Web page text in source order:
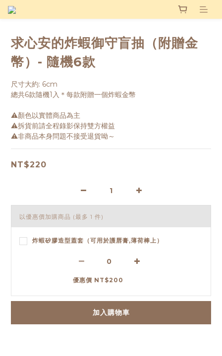
求心安的炸蝦御守盲抽（附贈金
幣）- 隨機6款
尺寸大約: 6cm
總共6款隨機1入＊每款附贈一個炸蝦金幣
⚠️顏色以實體商品為主
⚠️拆貨前請全程錄影保持雙方權益
⚠️非商品本身問題不接受退貨呦～
NT$220
以優惠價加購商品 (最多 1 件)
炸蝦矽膠造型蓋套（可用於護唇膏,薄荷棒上）
優惠價 NT$200
加入購物車